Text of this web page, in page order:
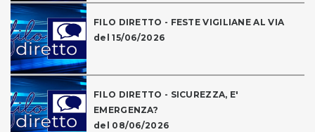
FILO DIRETTO - FESTE VIGILIANE AL VIA
del 15/06/2026
FILO DIRETTO - SICUREZZA, E'
EMERGENZA?
del 08/06/2026